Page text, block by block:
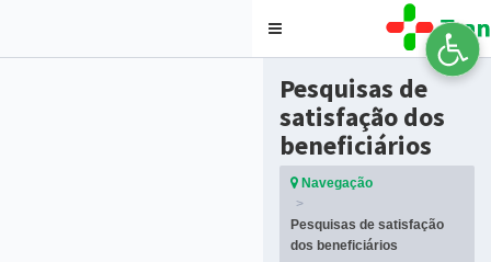
Toggle
navigation
Pesquisas de
satisfação dos
beneficiários
Navegação
Pesquisas de satisfação
dos beneficiários